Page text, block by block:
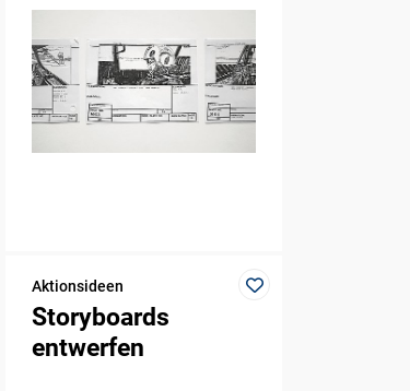
Aktionsideen
Storyboards
entwerfen